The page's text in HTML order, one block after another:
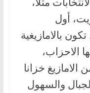
أول
بالامازيغية
الاحزاب،
خزانا
الجبال والسهول